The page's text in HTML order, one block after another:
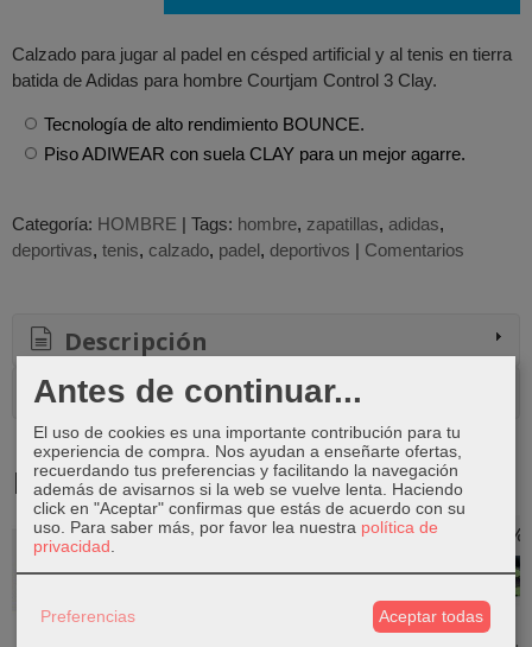
Calzado para jugar al padel en césped artificial y al tenis en tierra
batida de Adidas para hombre Courtjam Control 3 Clay.
Tecnología de alto rendimiento BOUNCE.
Piso ADIWEAR con suela CLAY para un mejor agarre.
Categoría: HOMBRE | Tags: hombre zapatillas adidas
deportivas tenis calzado padel deportivos | Comentarios
Descripción
Comentarios
Productos Relacionados
-50 % -55 % -34 % -30 %
Antes de continuar...
El uso de cookies es una importante contribución para tu
experiencia de compra. Nos ayudan a enseñarte ofertas,
recuerdando tus preferencias y facilitando la navegación
además de avisarnos si la web se vuelve lenta. Haciendo
click en "Aceptar" confirmas que estás de acuerdo con su
uso. Para saber más, por favor lea nuestra política de
privacidad
Preferencias Aceptar todas